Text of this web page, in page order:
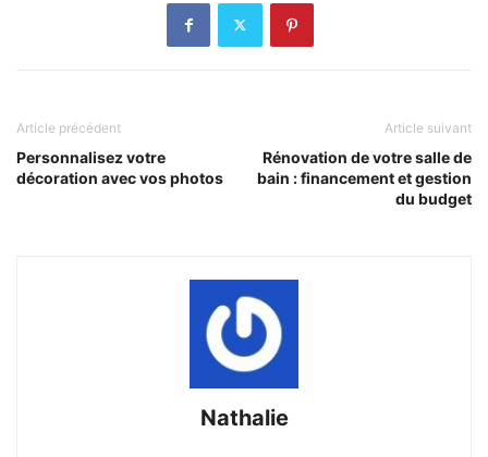
Article précédent
Personnalisez votre
décoration avec vos photos
Article suivant
Rénovation de votre salle de
bain : financement et gestion
du budget
Nathalie